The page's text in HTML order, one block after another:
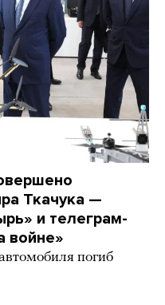
Ткачука —
и телеграм-
войне»
погиб